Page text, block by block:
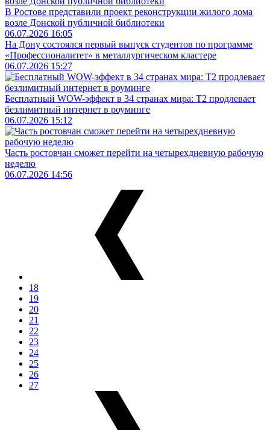
В Ростове представили проект реконструкции жилого дома
возле Донской публичной библиотеки
06.07.2026 16:05
На Дону состоялся первый выпуск студентов по программе
«Профессионалитет» в металлургическом кластере
06.07.2026 15:27
Бесплатный WOW-эффект в 34 странах мира: Т2 продлевает
безлимитный интернет в роуминге
06.07.2026 15:12
Часть ростовчан сможет перейти на четырехдневную рабочую
неделю
06.07.2026 14:56
18
19
20
21
22
23
24
25
26
27